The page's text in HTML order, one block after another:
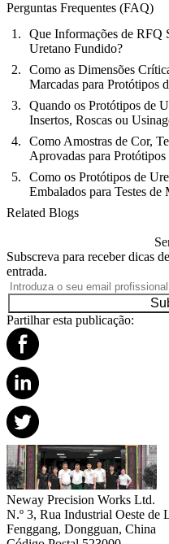
Perguntas Frequentes (FAQ)
Que Informações de RFQ
Uretano Fundido?
Como as Dimensões
Marcadas para Protótipos
Quando os Protótipos de
Insertos, Roscas ou
Como Amostras de Cor,
Aprovadas para
Como os Protótipos de
Embalados para Testes de
Related Blogs
Subscreva para receber dicas
entrada.
Partilhar esta publicação:
Neway Precision Works Ltd.
N.º 3, Rua Industrial Oeste de
Fenggang, Dongguan, China